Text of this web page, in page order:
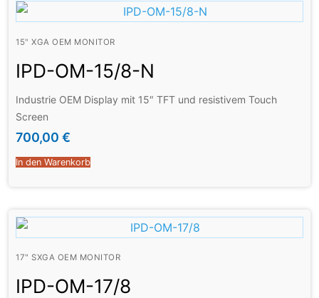
15" XGA OEM MONITOR
IPD-OM-15/8-N
Industrie OEM Display mit 15″ TFT und resistivem Touch
Screen
700,00 €
In den Warenkorb
17" SXGA OEM MONITOR
IPD-OM-17/8